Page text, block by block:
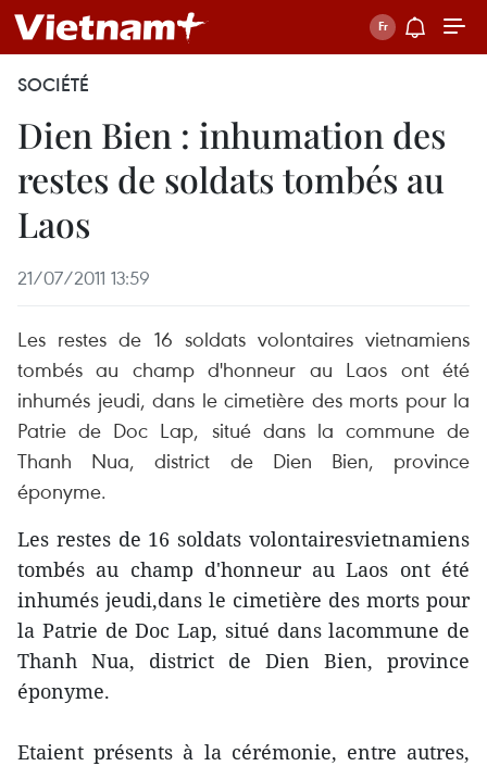
SOCIÉTÉ
Dien Bien : inhumation des
restes de soldats tombés au
Laos
21/07/2011 13:59
Les restes de 16 soldats volontaires vietnamiens
tombés au champ d'honneur au Laos ont été
inhumés jeudi, dans le cimetière des morts pour la
Patrie de Doc Lap, situé dans la commune de
Thanh Nua, district de Dien Bien, province
éponyme.
Les restes de 16 soldats volontairesvietnamiens
tombés au champ d'honneur au Laos ont été
inhumés jeudi,dans le cimetière des morts pour
la Patrie de Doc Lap, situé dans lacommune de
Thanh Nua, district de Dien Bien, province
éponyme.
Etaient présents à la cérémonie, entre autres,